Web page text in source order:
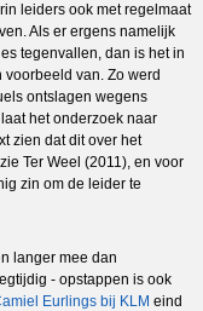
leiders ook met regelmaat
Als er ergens namelijk
tegenvallen, dan is het in
van. Zo werd
ontslagen wegens
het onderzoek naar
zien dat dit over het
Ter Weel (2011), en voor
zin om de leider te
langer mee dan
- opstappen is ook
Eurlings bij KLM eind